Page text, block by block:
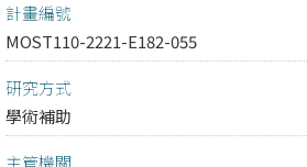
計畫編號
MOST110-2221-E182-055
研究方式
學術補助
主管機關